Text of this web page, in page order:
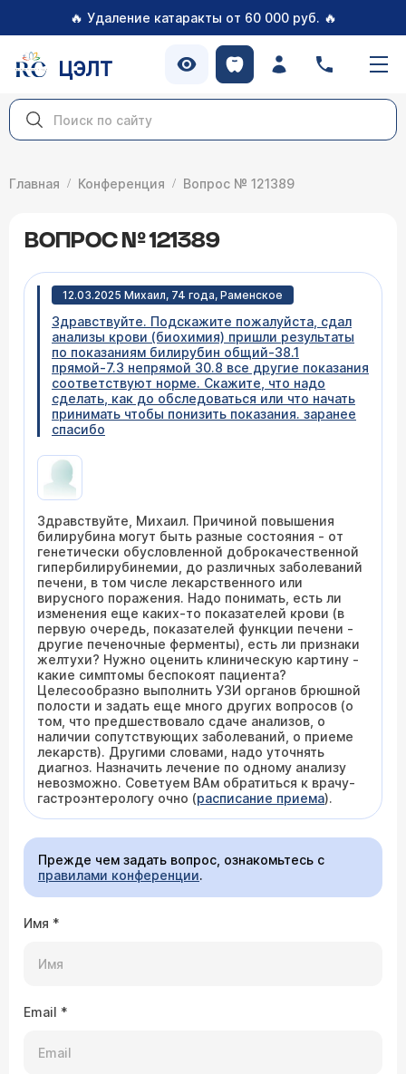
🔥 Удаление катаракты от 60 000 руб. 🔥
ЦЭЛТ
Главная Конференция Вопрос № 121389
ВОПРОС № 121389
12.03.2025 Михаил, 74 года, Раменское
Здравствуйте. Подскажите пожалуйста, сдал
анализы крови (биохимия) пришли результаты
по показаниям билирубин общий-38.1
прямой-7.3 непрямой 30.8 все другие показания
соответствуют норме. Скажите, что надо
сделать, как до обследоваться или что начать
принимать чтобы понизить показания. заранее
спасибо
Здравствуйте, Михаил. Причиной повышения
билирубина могут быть разные состояния - от
генетически обусловленной доброкачественной
гипербилирубинемии, до различных заболеваний
печени, в том числе лекарственного или
вирусного поражения. Надо понимать, есть ли
изменения еще каких-то показателей крови (в
первую очередь, показателей функции печени -
другие печеночные ферменты), есть ли признаки
желтухи? Нужно оценить клиническую картину -
какие симптомы беспокоят пациента?
Целесообразно выполнить УЗИ органов брюшной
полости и задать еще много других вопросов (о
том, что предшествовало сдаче анализов, о
наличии сопутствующих заболеваний, о приеме
лекарств). Другими словами, надо уточнять
диагноз. Назначить лечение по одному анализу
невозможно. Советуем ВАм обратиться к врачу-
гастроэнтерологу очно (расписание приема).
Прежде чем задать вопрос, ознакомьтесь с
правилами конференции.
Имя *
Email *